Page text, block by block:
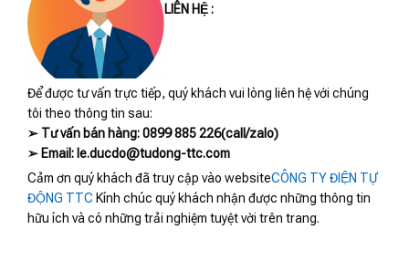
LIÊN HỆ :
Để được tư vấn trực tiếp, quý khách vui lòng liên hệ với chúng
tôi theo thông tin sau:
➢ Tư vấn bán hàng: 0899 885 226(call/zalo)
➢ Email: le.ducdo@tudong-ttc.com
Cảm ơn quý khách đã truy cập vào websiteCÔNG TY ĐIỆN TỰ
ĐỘNG TTC Kính chúc quý khách nhận được những thông tin
hữu ích và có những trải nghiệm tuyệt vời trên trang.